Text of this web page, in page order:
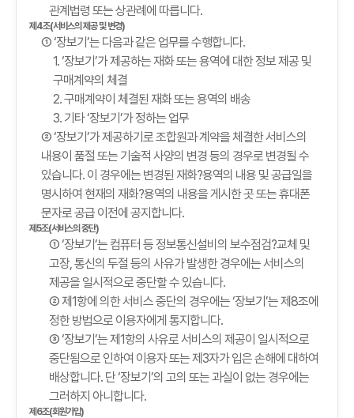
관계법령 또는 상관례에 따릅니다.
제4조(서비스의 제공 및 변경)
① ‘장보기’는 다음과 같은 업무를 수행합니다.
1. ‘장보기’가 제공하는 재화 또는 용역에 대한 정보 제공 및
구매계약의 체결
2. 구매계약이 체결된 재화 또는 용역의 배송
3. 기타 ‘장보기’가 정하는 업무
② ‘장보기’가 제공하기로 조합원과 계약을 체결한 서비스의
내용이 품절 또는 기술적 사양의 변경 등의 경우로 변경될 수
있습니다. 이 경우에는 변경된 재화?용역의 내용 및 공급일을
명시하여 현재의 재화?용역의 내용을 게시한 곳 또는 휴대폰
문자로 공급 이전에 공지합니다.
제5조(서비스의 중단)
① ‘장보기’는 컴퓨터 등 정보통신설비의 보수점검?교체 및
고장, 통신의 두절 등의 사유가 발생한 경우에는 서비스의
제공을 일시적으로 중단할 수 있습니다.
② 제1항에 의한 서비스 중단의 경우에는 ‘장보기’는 제8조에
정한 방법으로 이용자에게 통지합니다.
③ ‘장보기’는 제1항의 사유로 서비스의 제공이 일시적으로
중단됨으로 인하여 이용자 또는 제3자가 입은 손해에 대하여
배상합니다. 단 ‘장보기’의 고의 또는 과실이 없는 경우에는
그러하지 아니합니다.
제6조(회원가입)